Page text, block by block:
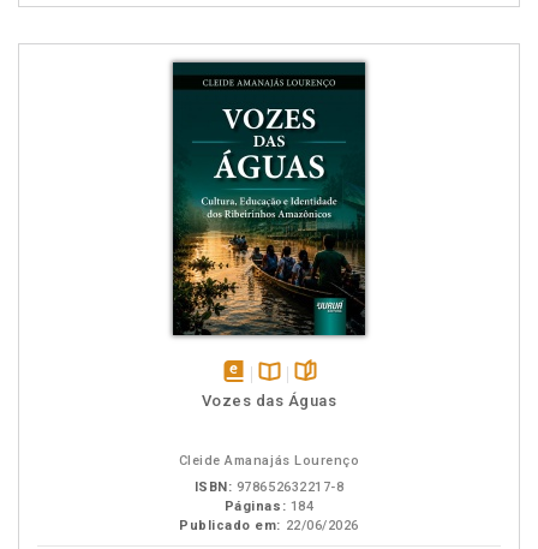
disponível
Disponível
páginas
Vozes das Águas
Cleide Amanajás Lourenço
ISBN: 978652632217-8
Páginas: 184
Publicado em: 22/06/2026